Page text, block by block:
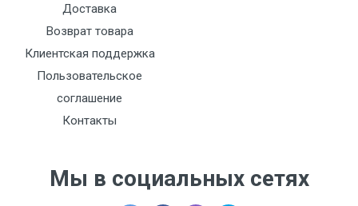
Доставка
Возврат товара
Клиентская поддержка
Пользовательское
соглашение
Контакты
Мы в социальных сетях